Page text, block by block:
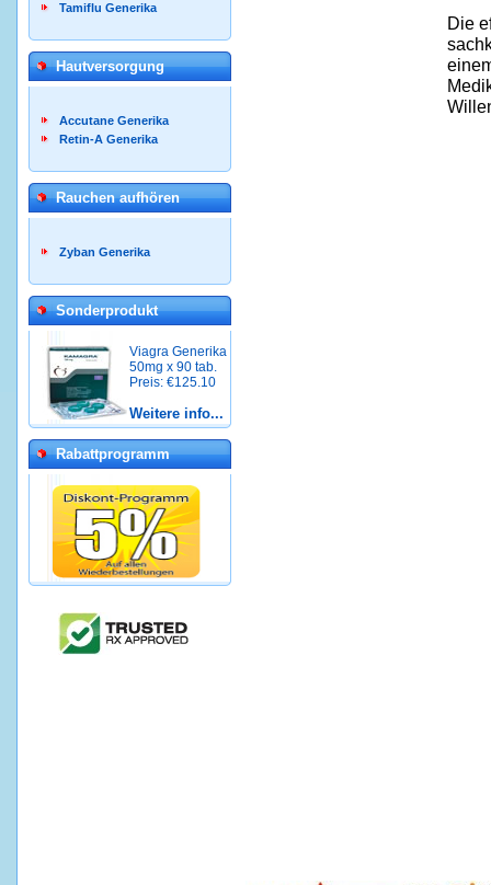
Tamiflu Generika
Hautversorgung
Accutane Generika
Retin-A Generika
Rauchen aufhören
Zyban Generika
Sonderprodukt
Viagra Generika
50mg x 90 tab.
Preis: €125.10
Weitere info...
Rabattprogramm
Die